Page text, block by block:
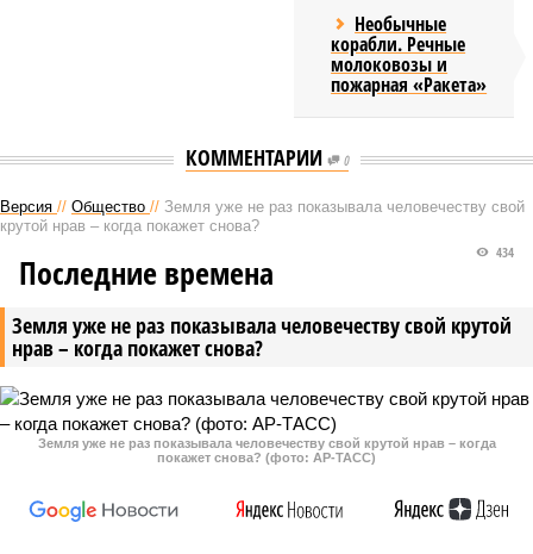
Необычные
корабли. Речные
молоковозы и
пожарная «Ракета»
КОММЕНТАРИИ 0
Версия // Общество // Земля уже не раз показывала человечеству свой
крутой нрав – когда покажет снова?
Земля уже не раз показывала человечеству свой крутой
нрав – когда покажет снова?
434
Последние времена
Земля уже не раз показывала человечеству свой крутой нрав – когда
покажет снова? (фото: АР-ТАСС)